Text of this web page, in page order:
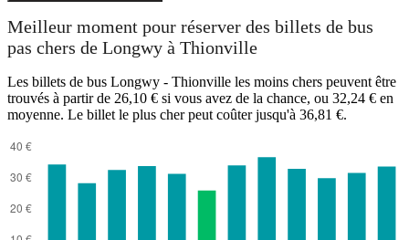
Longwy
Meilleur moment pour réserver des billets de bus
pas chers de Longwy à Thionville
Les billets de bus Longwy - Thionville les moins chers peuvent être
trouvés à partir de 26,10 € si vous avez de la chance, ou 32,24 € en
moyenne. Le billet le plus cher peut coûter jusqu'à 36,81 €.